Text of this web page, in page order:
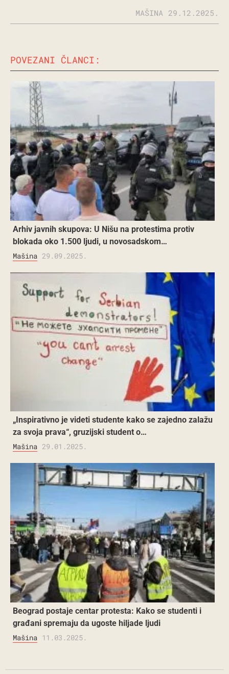
MAŠINA 29.12.2025.
POVEZANI ČLANCI:
Arhiv javnih skupova: U Nišu na protestima protiv
blokada oko 1.500 ljudi, u novosadskom…
Mašina 29.09.2025.
„Inspirativno je videti studente kako se zajedno zalažu
za svoja prava“, gruzijski student o…
Mašina 29.01.2025.
Beograd postaje centar protesta: Kako se studenti i
građani spremaju da ugoste hiljade ljudi
Mašina 11.03.2025.